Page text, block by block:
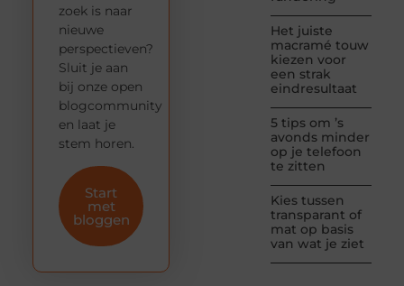
Het juiste
macramé touw
kiezen voor
een strak
eindresultaat
5 tips om ’s
avonds minder
op je telefoon
te zitten
Kies tussen
transparant of
mat op basis
van wat je ziet
zoek is naar
nieuwe
perspectieven?
Sluit je aan
bij onze open
blogcommunity
en laat je
stem horen.
Start
met
bloggen